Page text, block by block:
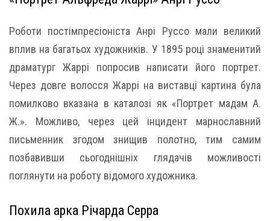
Роботи постімпресіоніста Анрі Руссо мали великий
вплив на багатьох художників. У 1895 році знаменитий
драматург Жаррі попросив написати його портрет.
Через довге волосся Жаррі на виставці картина була
помилково вказана в каталозі як «Портрет мадам А.
Ж.». Можливо, через цей інцидент марнославний
письменник згодом знищив полотно, тим самим
позбавивши сьогоднішніх глядачів можливості
поглянути на роботу відомого художника.
Похила арка Річарда Серра